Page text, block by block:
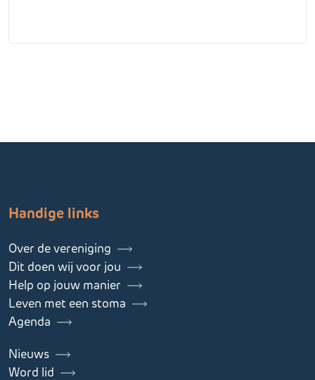
Handige links
Over de vereniging
Dit doen wij voor jou
Help op jouw manier
Leven met een stoma
Agenda
Nieuws
Word lid